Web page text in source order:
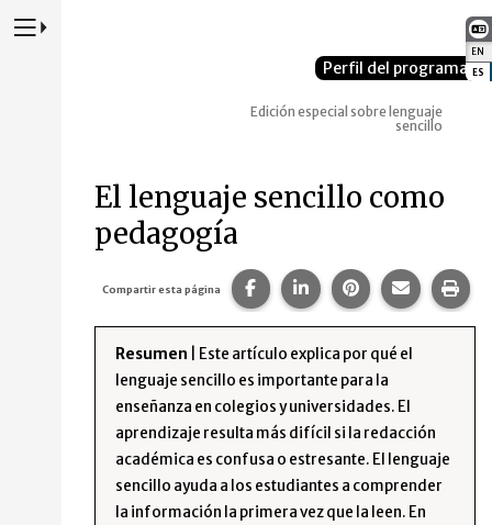
EN
ES
Presione para alternar la navegación principal del sitio web
Perfil del programa
Edición especial sobre lenguaje
sencillo
El lenguaje sencillo como
pedagogía
Compartir esta página Compartir esta página en
Compartir esta
Compartir esta
Resumen | Este artículo explica por qué el
lenguaje sencillo es importante para la
enseñanza en colegios y universidades. El
aprendizaje resulta más difícil si la redacción
académica es confusa o estresante. El lenguaje
sencillo ayuda a los estudiantes a comprender
la información la primera vez que la leen. En